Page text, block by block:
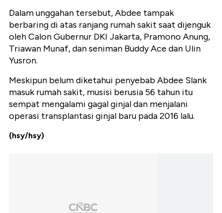
Dalam unggahan tersebut, Abdee tampak
berbaring di atas ranjang rumah sakit saat dijenguk
oleh Calon Gubernur DKI Jakarta, Pramono Anung,
Triawan Munaf, dan seniman Buddy Ace dan Ulin
Yusron.
Meskipun belum diketahui penyebab Abdee Slank
masuk rumah sakit, musisi berusia 56 tahun itu
sempat mengalami gagal ginjal dan menjalani
operasi transplantasi ginjal baru pada 2016 lalu.
(hsy/hsy)